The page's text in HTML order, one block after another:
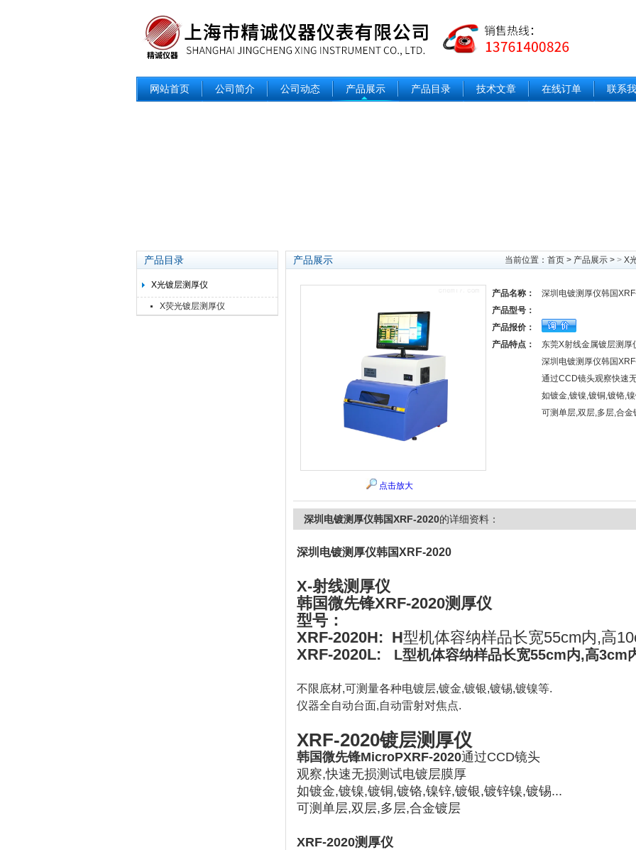
网站首页 公司简介 公司动态 产品展示 产品目录 技术文章 在线订单 联系
产品目录
X光镀层测厚仪
X荧光镀层测厚仪
产品展示 当前位置： 首页 > 产品展示 > > X
点击放大
产品名称：
深圳电镀测厚仪韩国
产品型号：
产品报价：
产品特点：
东莞X射线金属镀层测
深圳电镀测厚仪韩国
通过CCD镜头观察快速
如镀金,镀镍,镀铜,镀铬,
可测单层,双层,多层,合金
深圳电镀测厚仪韩国XRF-2020的详细资料：
深圳电镀测厚仪韩国XRF-2020​
X-射线测厚仪
韩国微先锋XRF-2020测厚仪
型号：
XRF-2020H: H型机体容纳样品长宽55cm内,高
XRF-2020L:
L型机体容纳样品长宽55cm内,高3cm
不限底材,可测量各种电镀层,镀金,镀银,镀锡,镀镍等.
仪器全自动台面,自动雷射对焦点.
XRF-2020镀层测厚仪
韩国微先锋MicroPXRF-2020通过CCD镜头
观察,快速无损测试电镀层膜厚
如镀金,镀镍,镀铜,镀铬,镍锌,镀银,镀锌镍,镀锡...
可测单层,双层,多层,合金镀层
XRF-2020测厚仪